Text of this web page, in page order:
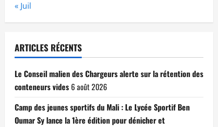
« Juil
ARTICLES RÉCENTS
Le Conseil malien des Chargeurs alerte sur la rétention des
conteneurs vides 6 août 2026
Camp des jeunes sportifs du Mali : Le Lycée Sportif Ben
Oumar Sy lance la 1ère édition pour dénicher et